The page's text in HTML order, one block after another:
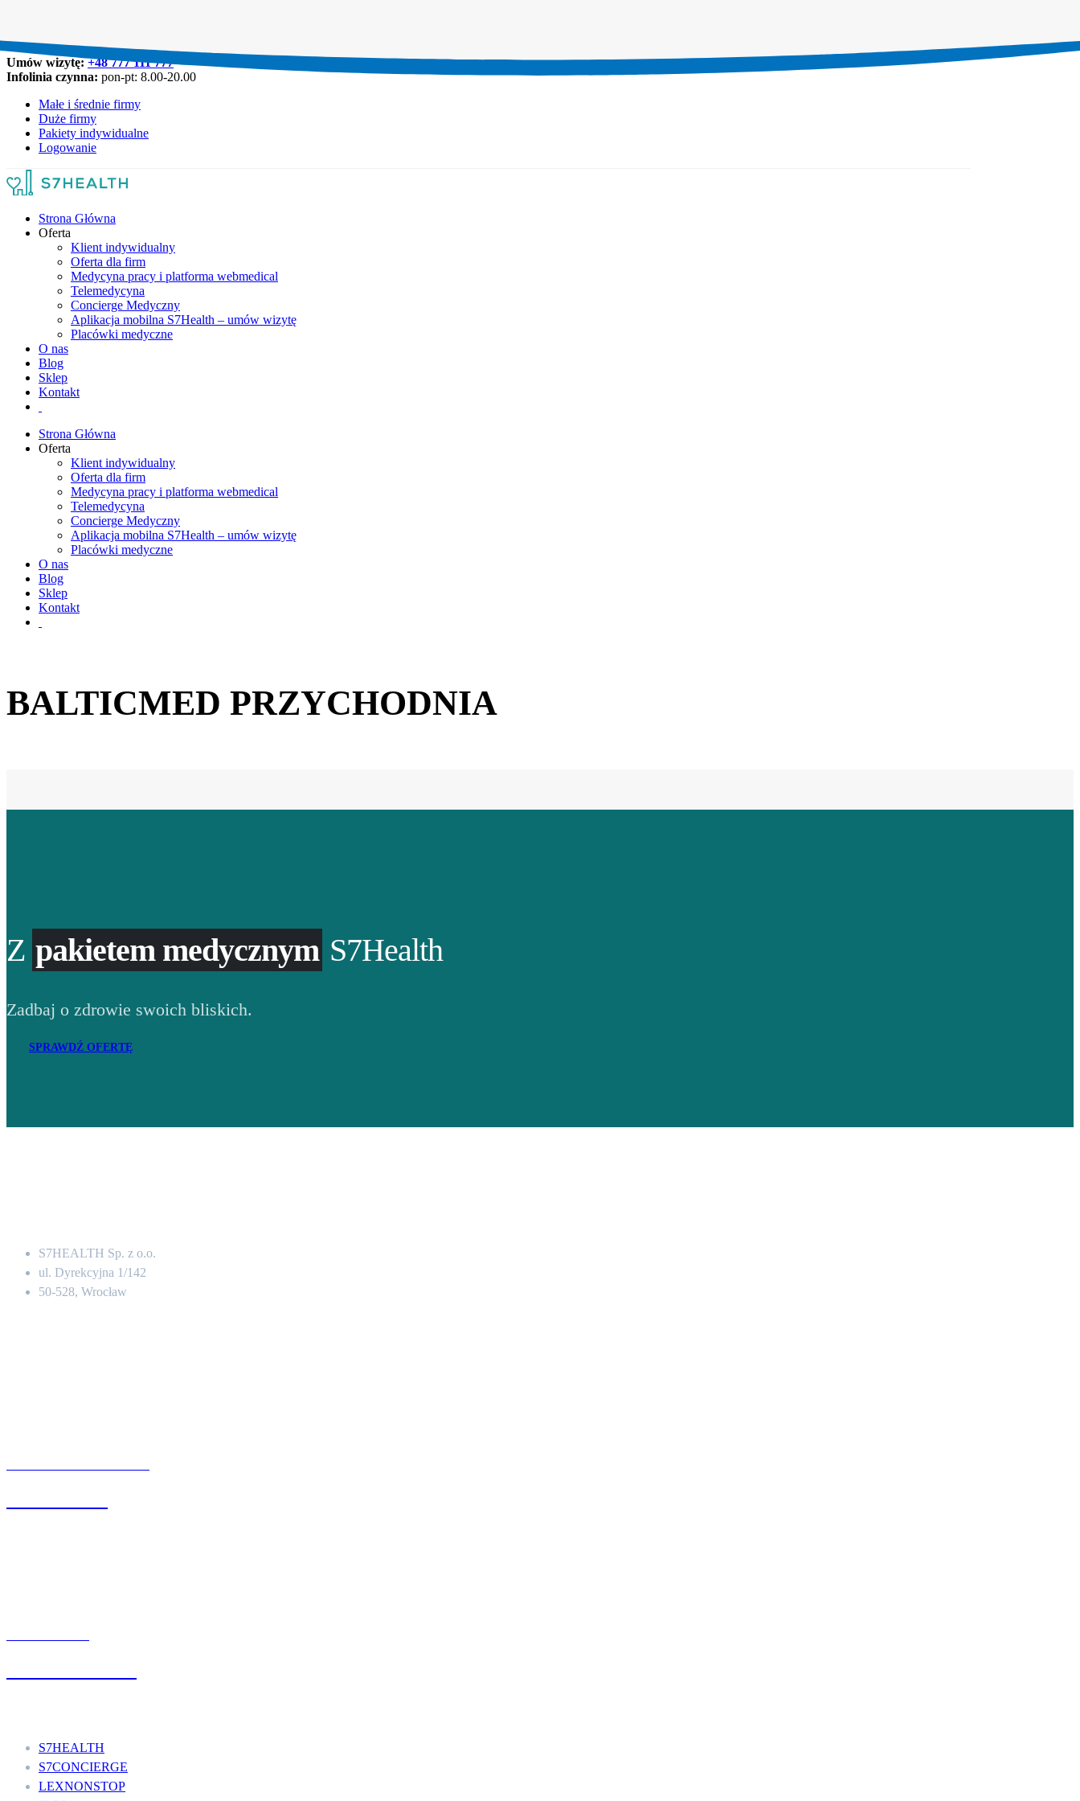
Umów wizytę:+48 777 111 777
Infolinia czynna: pon-pt: 8.00-20.00
Małe i średnie firmy
Duże firmy
Pakiety indywidualne
Logowanie
Strona Główna
Oferta
Klient indywidualny
Oferta dla firm
Medycyna pracy i platforma webmedical
Telemedycyna
Concierge Medyczny
Aplikacja mobilna S7Health – umów wizytę
Placówki medyczne
O nas
Blog
Sklep
Kontakt
Strona Główna
Oferta
Klient indywidualny
Oferta dla firm
Medycyna pracy i platforma webmedical
Telemedycyna
Concierge Medyczny
Aplikacja mobilna S7Health – umów wizytę
Placówki medyczne
O nas
Blog
Sklep
Kontakt
BALTICMED PRZYCHODNIA
Z pakietem medycznym S7Health
Zadbaj o zdrowie swoich bliskich.
SPRAWDŹ OFERTĘ
S7HEALTH Sp. z o.o.
ul. Dyrekcyjna 1/142
50-528, Wrocław
S7HEALTH
S7CONCIERGE
LEXNONSTOP